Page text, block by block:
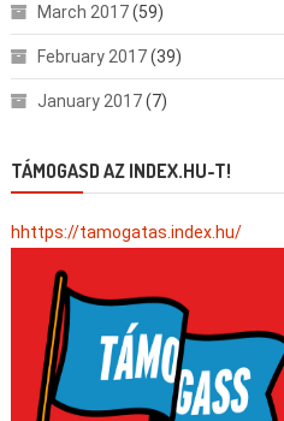
March 2017(59)
February 2017(39)
January 2017(7)
TÁMOGASD AZ INDEX.HU-T!
hhttps://tamogatas.index.hu/